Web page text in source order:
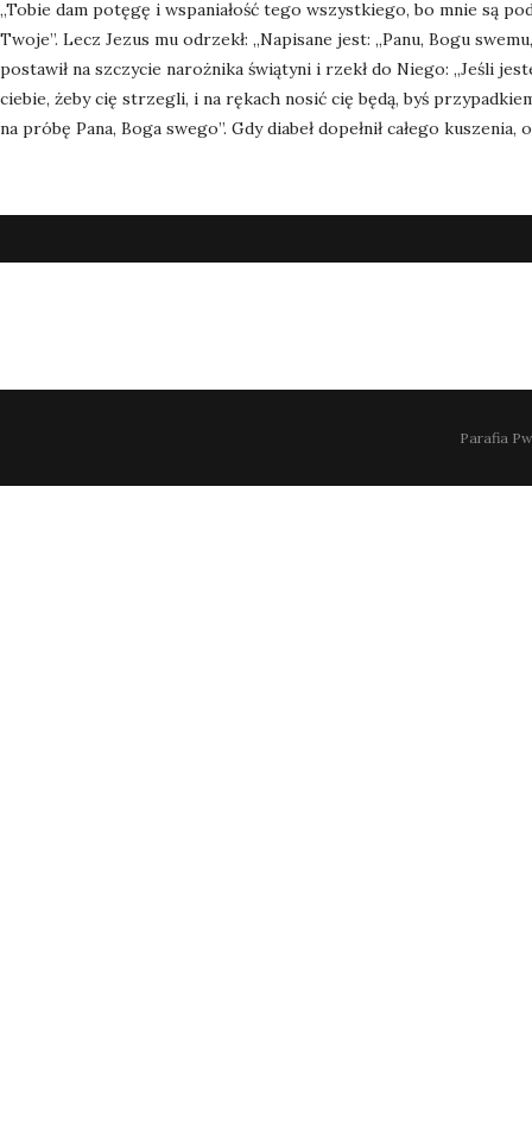
„Tobie dam potęgę i wspaniałość tego wszystkiego, bo mnie są
Twoje”. Lecz Jezus mu odrzekł: „Napisane jest: „Panu, Bogu
postawił na szczycie narożnika świątyni i rzekł do Niego: „Jeśli
ciebie, żeby cię strzegli, i na rękach nosić cię będą, byś
na próbę Pana, Boga swego”. Gdy diabeł dopełnił całego
Parafia